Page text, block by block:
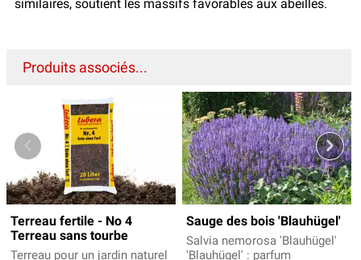
similaires, soutient les massifs favorables aux abeilles.
Produits associés...
Terreau fertile - No 4
Terreau sans tourbe
Terreau pour un jardin naturel
Sauge des bois 'Blauhügel'
Salvia nemorosa 'Blauhügel'
'Blauhügel' : parfum